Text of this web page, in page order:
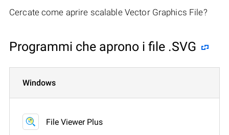
Cercate come aprire scalable Vector Graphics File?
Programmi che aprono i file .SVG
Windows
File Viewer Plus